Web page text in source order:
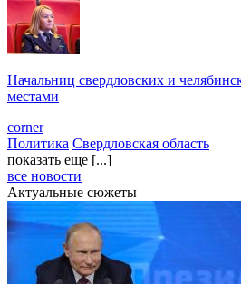
Начальниц свердловских и
местами
corner
Политика Свердловская область
показать еще [...]
все новости
Актуальные сюжеты